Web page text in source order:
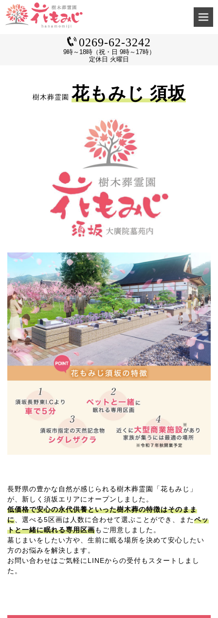
0269-62-3242
9時～18時（祝・日 9時～17時）
定休日 火曜日
樹木葬霊園 花もみじ 須坂
長野県の豊かな自然が感じられる樹木葬霊園「花もみじ」
が、新しく須坂エリアにオープンしました。
低価格で安心の永代供養といった樹木葬の特徴はそのまま
に、選べる5区画は人数に合わせて選ぶことができ、またペッ
トと一緒に眠れる専用区画もご用意しました。
墓じまいをしたい方や、生前に眠る場所を決めて安心したい
方のお悩みを解決します。
お問い合わせはご気軽にLINEからの受付もスタートしまし
た。